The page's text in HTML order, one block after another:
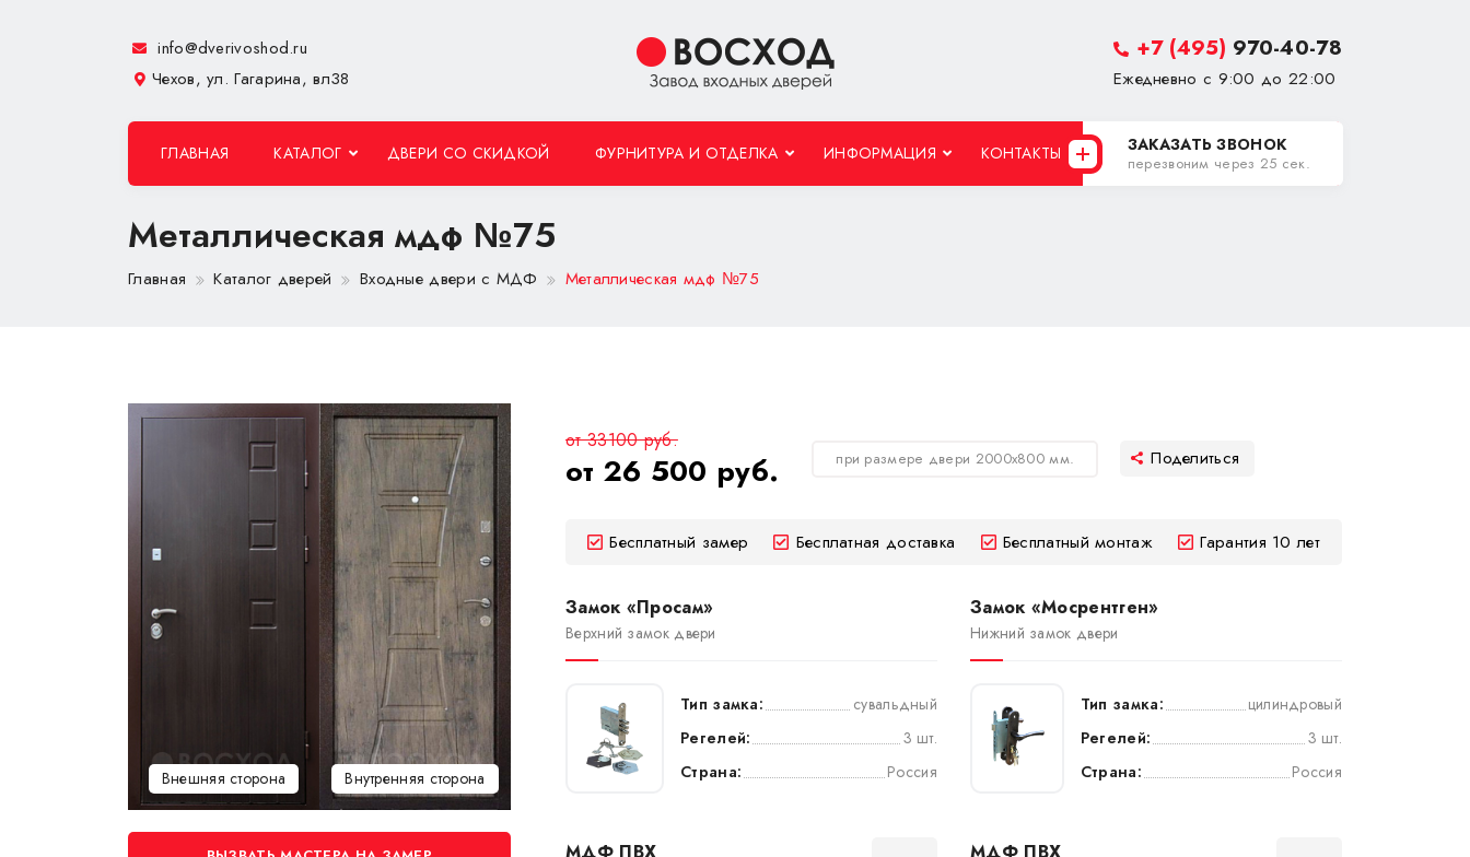
info@dverivoshod.ru
Чехов, ул. Гагарина, вл38
+7 (495) 970-40-78
Ежедневно с 9:00 до 22:00
ГЛАВНАЯ КАТАЛОГ ДВЕРИ СО СКИДКОЙ ФУРНИТУРА И ОТДЕЛКА ИНФОРМАЦИЯ КОНТАКТЫ ЗАКАЗАТЬ ЗВОНОК
перезвоним через 25 сек.
Металлическая мдф №75
Главная Каталог дверей Входные двери с МДФ Металлическая мдф №75
Внешняя сторона Внутренняя сторона
от 33100 руб.
от 26 500 руб. при размере двери 2000х800 мм.
Бесплатный замер Бесплатная доставка Бесплатный монтаж Гарантия 10 лет
Замок «Просам»
Верхний замок двери
Тип замка:
сувальдный
Регелей:
3 шт.
Страна:
Россия
Замок «Мосрентген»
Нижний замок двери
Тип замка:
цилиндровый
Регелей:
3 шт.
Страна:
Россия